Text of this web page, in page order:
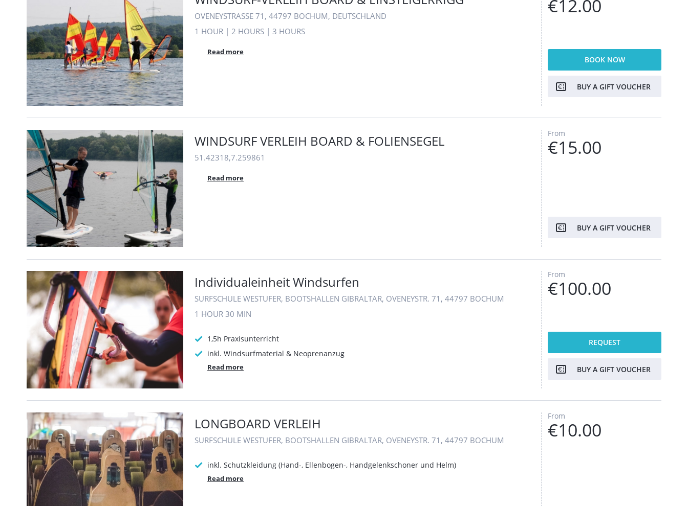
OVENEYSTRASSE 71, 44797 BOCHUM, DEUTSCHLAND
1 HOUR | 2 HOURS | 3 HOURS
Read more
€12.00
BOOK NOW
BUY A GIFT VOUCHER
WINDSURF VERLEIH BOARD & FOLIENSEGEL
51.42318,7.259861
Read more
From
€15.00
BUY A GIFT VOUCHER
Individualeinheit Windsurfen
SURFSCHULE WESTUFER, BOOTSHALLEN GIBRALTAR, OVENEYSTR. 71, 44797 BOCHUM
1 HOUR 30 MIN
1,5h Praxisunterricht
inkl. Windsurfmaterial & Neoprenanzug
Read more
From
€100.00
REQUEST
BUY A GIFT VOUCHER
LONGBOARD VERLEIH
SURFSCHULE WESTUFER, BOOTSHALLEN GIBRALTAR, OVENEYSTR. 71, 44797 BOCHUM
inkl. Schutzkleidung (Hand-, Ellenbogen-, Handgelenkschoner und Helm)
Read more
From
€10.00